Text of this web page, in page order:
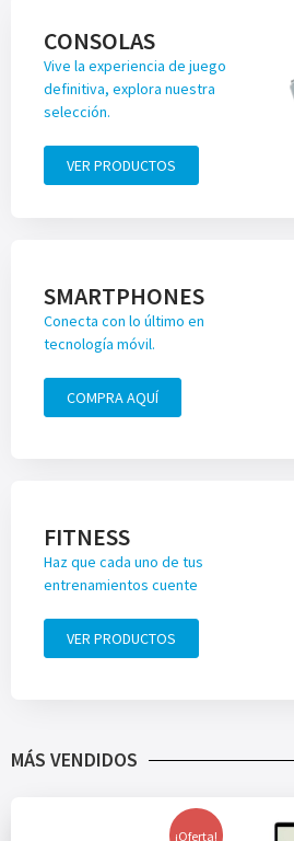
CONSOLAS
Vive la experiencia de juego
definitiva, explora nuestra
selección.
VER PRODUCTOS
SMARTPHONES
Conecta con lo último en
tecnología móvil.
COMPRA AQUÍ
FITNESS
Haz que cada uno de tus
entrenamientos cuente
VER PRODUCTOS
MÁS VENDIDOS
¡Oferta!